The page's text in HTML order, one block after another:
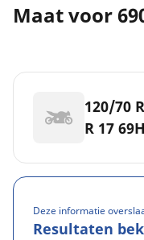
Maat voor
120/70
R 17
Deze informatie
Resultaten